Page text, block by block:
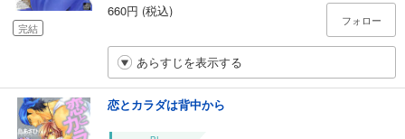
完結
660円 (税込)
フォロー
あらすじを表示する
恋とカラダは背中から